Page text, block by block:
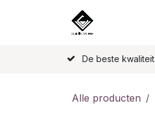
De beste kwaliteit
Alle producten